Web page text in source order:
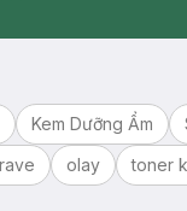
Kem Dưỡng Ẩm
olay toner